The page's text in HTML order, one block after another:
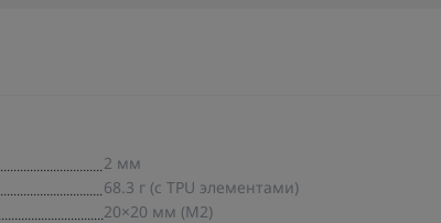
2 мм
68.3 г (с TPU элементами)
20×20 мм (M2)